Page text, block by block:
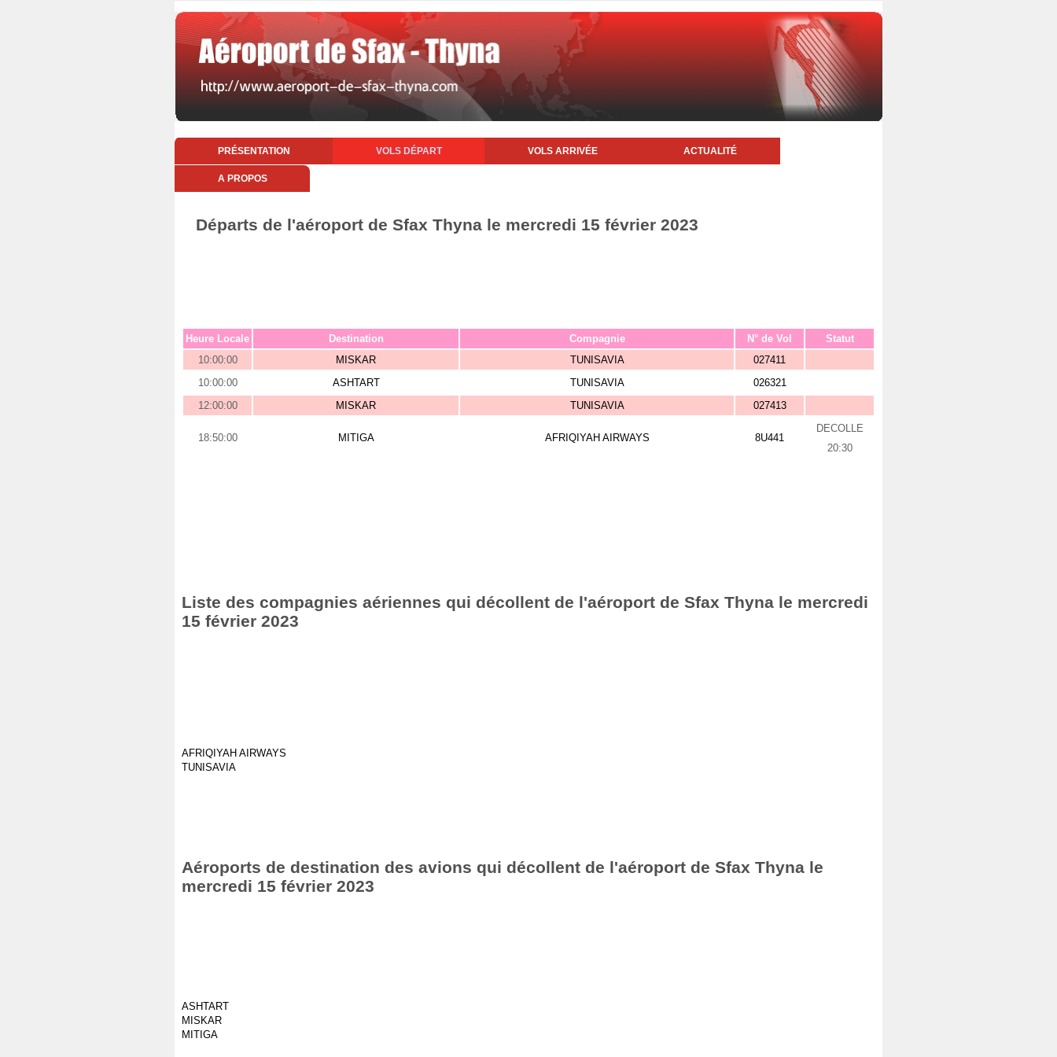
PRÉSENTATION VOLS DÉPART VOLS ARRIVÉE ACTUALITÉ
A PROPOS
Départs de l'aéroport de Sfax Thyna le mercredi 15 février 2023
Heure Locale Destination Compagnie N° de Vol
Statut
10:00:00
MISKAR TUNISAVIA
027411
10:00:00
ASHTART TUNISAVIA
026321
12:00:00
MISKAR TUNISAVIA 027413
18:50:00 MITIGA AFRIQIYAH AIRWAYS 8U441
DECOLLE
20:30
Liste des compagnies aériennes qui décollent de l'aéroport de Sfax Thyna le mercredi
15 février 2023
AFRIQIYAH AIRWAYS
TUNISAVIA
Aéroports de destination des avions qui décollent de l'aéroport de Sfax Thyna le
mercredi 15 février 2023
ASHTART
MISKAR
MITIGA